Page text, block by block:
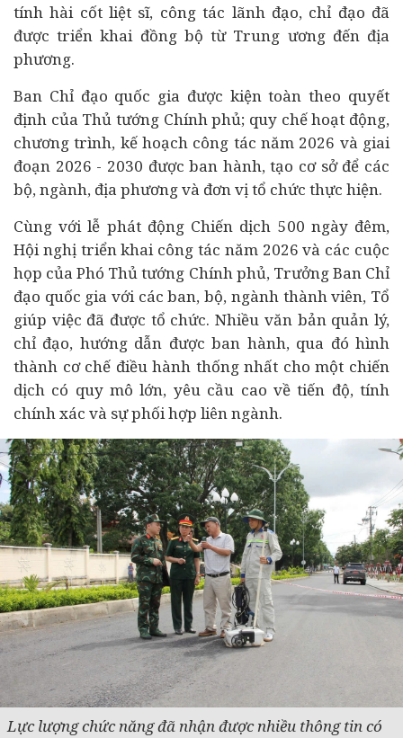
tính hài cốt liệt sĩ, công tác lãnh đạo, chỉ đạo đã
được triển khai đồng bộ từ Trung ương đến địa
phương.
Ban Chỉ đạo quốc gia được kiện toàn theo quyết
định của Thủ tướng Chính phủ; quy chế hoạt động,
chương trình, kế hoạch công tác năm 2026 và giai
đoạn 2026 - 2030 được ban hành, tạo cơ sở để các
bộ, ngành, địa phương và đơn vị tổ chức thực hiện.
Cùng với lễ phát động Chiến dịch 500 ngày đêm,
Hội nghị triển khai công tác năm 2026 và các cuộc
họp của Phó Thủ tướng Chính phủ, Trưởng Ban Chỉ
đạo quốc gia với các ban, bộ, ngành thành viên, Tổ
giúp việc đã được tổ chức. Nhiều văn bản quản lý,
chỉ đạo, hướng dẫn được ban hành, qua đó hình
thành cơ chế điều hành thống nhất cho một chiến
dịch có quy mô lớn, yêu cầu cao về tiến độ, tính
chính xác và sự phối hợp liên ngành.
Lực lượng chức năng đã nhận được nhiều thông tin có